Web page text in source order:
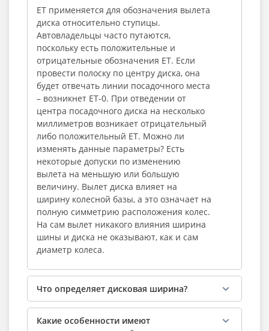
ЕТ применяется для обозначения вылета
диска относительно ступицы.
Автовладельцы часто путаются,
поскольку есть положительные и
отрицательные обозначения ЕТ. Если
провести полоску по центру диска, она
будет отвечать линии посадочного места
– возникнет ЕТ-0. При отведении от
центра посадочного диска на несколько
миллиметров возникает отрицательный
либо положительный ЕТ. Можно ли
изменять данные параметры? Есть
некоторые допуски по изменению
вылета на меньшую или большую
величину. Вылет диска влияет на
ширину колесной базы, а это означает на
полную симметрию расположения колес.
На сам вылет никакого влияния ширина
шины и диска не оказывают, как и сам
диаметр колеса.
Что определяет дисковая ширина?
Какие особенности имеют